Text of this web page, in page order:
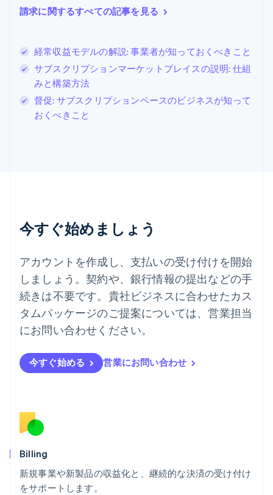
請求に関するすべての記事を見る
経常収益モデルの解説: 事業者が知っておくべきこと
サブスクリプションマーケットプレイスの説明: 仕組
みと構築方法
督促: サブスクリプションベースのビジネスが知って
おくべきこと
今すぐ始めましょう
アカウントを作成し、支払いの受け付けを開始
しましょう。契約や、銀行情報の提出などの手
続きは不要です。貴社ビジネスに合わせたカス
タムパッケージのご提案については、営業担当
にお問い合わせください。
今すぐ始める 営業にお問い合わせ
Billing
新規事業や新製品の収益化と、継続的な決済の受け付け
をサポートします。
シンガポール
English 简体中文
スウェーデン
SvenskaEnglish
スペイン
Español English
スロバキア
English
ドイツ
ニュージーランド
English
ノルウェー
English
ハンガリー
English
フィンランド
ブラジル
PortuguêsEnglish
フランス
ベルギー
Nederlands
ポーランド
English
ポルトガル
Português English